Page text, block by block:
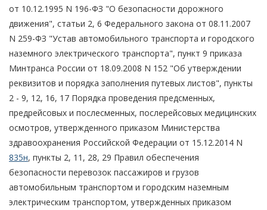
от 10.12.1995 N 196-ФЗ "О безопасности дорожного
движения", статьи 2, 6 Федерального закона от 08.11.2007
N 259-ФЗ "Устав автомобильного транспорта и городского
наземного электрического транспорта", пункт 9 приказа
Минтранса России от 18.09.2008 N 152 "Об утверждении
реквизитов и порядка заполнения путевых листов", пункты
2 - 9, 12, 16, 17 Порядка проведения предсменных,
предрейсовых и послесменных, послерейсовых медицинских
осмотров, утвержденного приказом Министерства
здравоохранения Российской Федерации от 15.12.2014 N
835н, пункты 2, 11, 28, 29 Правил обеспечения
безопасности перевозок пассажиров и грузов
автомобильным транспортом и городским наземным
электрическим транспортом, утвержденных приказом